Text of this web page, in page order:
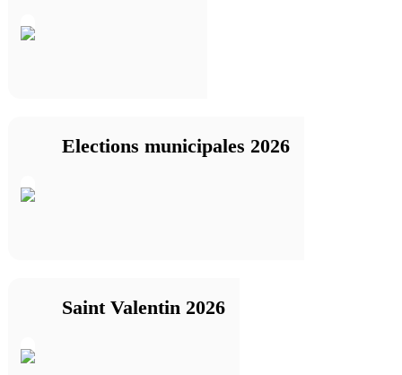
Elections municipales 2026
Saint Valentin 2026